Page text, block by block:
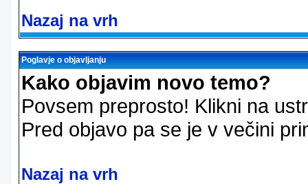
Nazaj na vrh
Poglavje o objavljanju
Kako objavim novo temo?
Povsem preprosto! Klikni na
Pred objavo pa se je v večini
Nazaj na vrh